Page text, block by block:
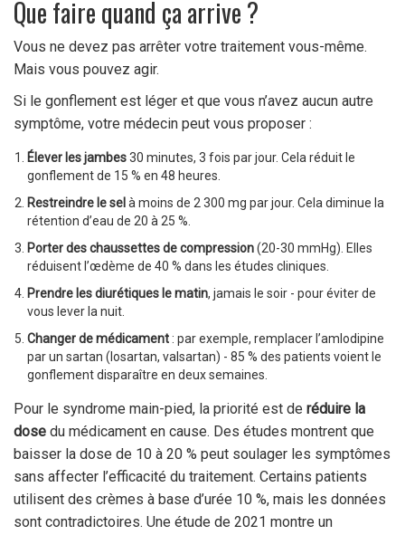
Que faire quand ça arrive ?
Vous ne devez pas arrêter votre traitement vous-même.
Mais vous pouvez agir.
Si le gonflement est léger et que vous n’avez aucun autre
symptôme, votre médecin peut vous proposer :
Élever les jambes30 minutes, 3 fois par jour. Cela réduit le
gonflement de 15 % en 48 heures.
Restreindre le sel à moins de 2 300 mg par jour. Cela diminue la
rétention d’eau de 20 à 25 %.
Porter des chaussettes de compression(20-30 mmHg). Elles
réduisent l’œdème de 40 % dans les études cliniques.
Prendre les diurétiques le matin, jamais le soir - pour éviter de
vous lever la nuit.
Changer de médicament : par exemple, remplacer l’amlodipine
par un sartan (losartan, valsartan) - 85 % des patients voient le
gonflement disparaître en deux semaines.
Pour le syndrome main-pied, la priorité est de réduire la
dose du médicament en cause. Des études montrent que
baisser la dose de 10 à 20 % peut soulager les symptômes
sans affecter l’efficacité du traitement. Certains patients
utilisent des crèmes à base d’urée 10 %, mais les données
sont contradictoires. Une étude de 2021 montre un